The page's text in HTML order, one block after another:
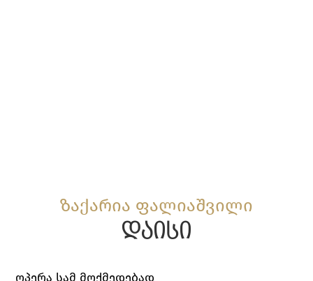
ზაქარია ფალიაშვილი
დაისი
ოპერა სამ მოქმედებად